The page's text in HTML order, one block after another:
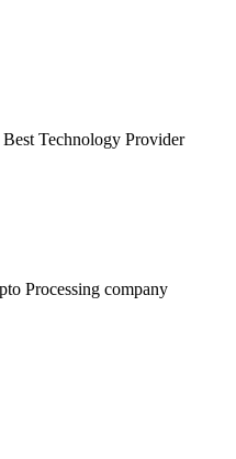
Technology Provider
Processing company